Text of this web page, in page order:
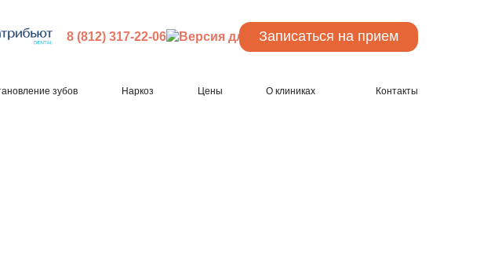
8 (812) 317-22-06 Записаться на прием
зубов Наркоз Цены О клиниках Контакты